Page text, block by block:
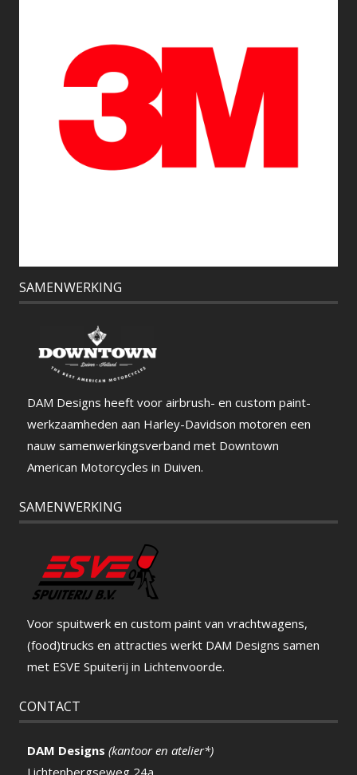
SAMENWERKING
DAM Designs heeft voor airbrush- en custom paint-
werkzaamheden aan Harley-Davidson motoren een
nauw samenwerkingsverband met Downtown
American Motorcycles in Duiven.
SAMENWERKING
Voor spuitwerk en custom paint van vrachtwagens,
(food)trucks en attracties werkt DAM Designs samen
met ESVE Spuiterij in Lichtenvoorde.
CONTACT
DAM Designs (kantoor en atelier*)
Lichtenbergseweg 24a